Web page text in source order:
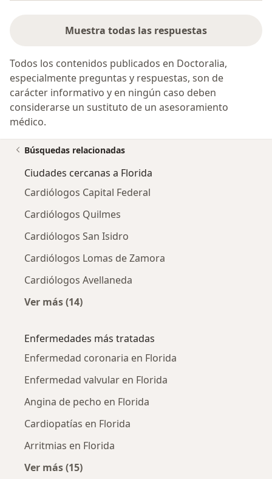
Muestra todas las respuestas
Todos los contenidos publicados en Doctoralia,
especialmente preguntas y respuestas, son de
carácter informativo y en ningún caso deben
considerarse un sustituto de un asesoramiento
médico.
Búsquedas relacionadas
Ciudades cercanas a Florida
Cardiólogos Capital Federal
Cardiólogos Quilmes
Cardiólogos San Isidro
Cardiólogos Lomas de Zamora
Cardiólogos Avellaneda
Ver más (14)
Enfermedades más tratadas
Enfermedad coronaria en Florida
Enfermedad valvular en Florida
Angina de pecho en Florida
Cardiopatías en Florida
Arritmias en Florida
Ver más (15)